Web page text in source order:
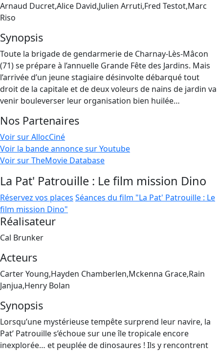
Arnaud Ducret,Alice David,Julien Arruti,Fred Testot,Marc
Riso
Synopsis
Toute la brigade de gendarmerie de Charnay-Lès-Mâcon
(71) se prépare à l’annuelle Grande Fête des Jardins. Mais
l’arrivée d’un jeune stagiaire désinvolte débarqué tout
droit de la capitale et de deux voleurs de nains de jardin va
venir bouleverser leur organisation bien huilée…
Nos Partenaires
Voir sur AllocCiné
Voir la bande annonce sur Youtube
Voir sur TheMovie Database
La Pat' Patrouille : Le film mission Dino
Réservez vos places Séances du film "La Pat' Patrouille : Le
film mission Dino"
Réalisateur
Cal Brunker
Acteurs
Carter Young,Hayden Chamberlen,Mckenna Grace,Rain
Janjua,Henry Bolan
Synopsis
Lorsqu’une mystérieuse tempête surprend leur navire, la
Pat’ Patrouille s’échoue sur une île tropicale encore
inexplorée… et peuplée de dinosaures ! Ils y rencontrent